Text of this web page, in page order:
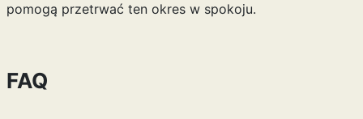
pomogą przetrwać ten okres w spokoju.
FAQ